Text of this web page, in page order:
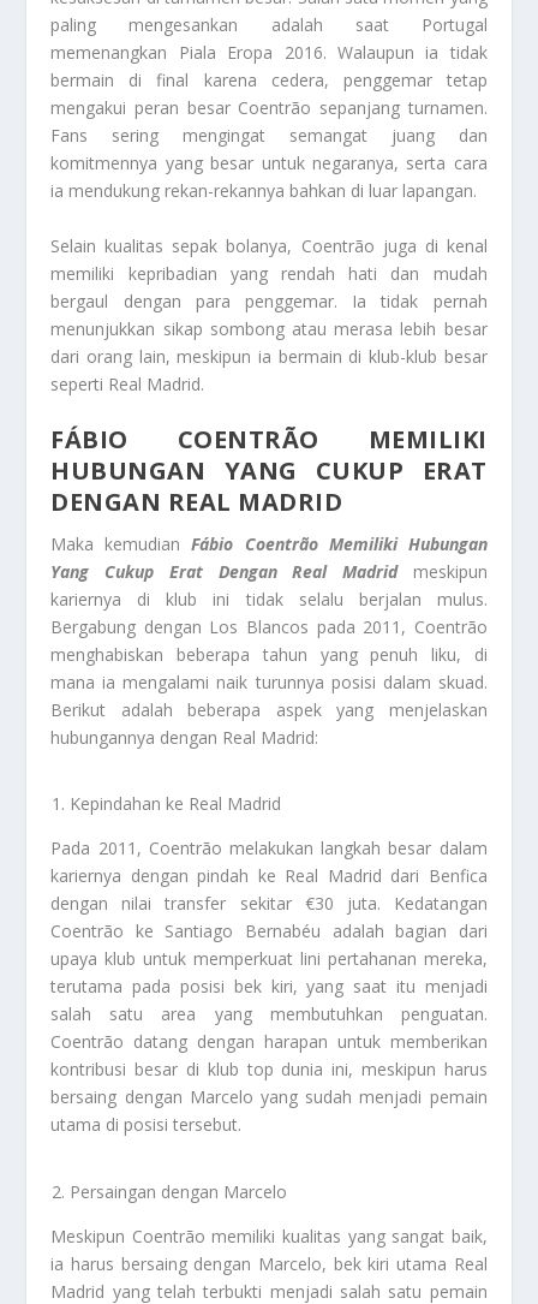
paling mengesankan adalah saat Portugal
memenangkan Piala Eropa 2016. Walaupun ia tidak
bermain di final karena cedera, penggemar tetap
mengakui peran besar Coentrão sepanjang turnamen.
Fans sering mengingat semangat juang dan
komitmennya yang besar untuk negaranya, serta cara
ia mendukung rekan-rekannya bahkan di luar lapangan.
Selain kualitas sepak bolanya, Coentrão juga di kenal
memiliki kepribadian yang rendah hati dan mudah
bergaul dengan para penggemar. Ia tidak pernah
menunjukkan sikap sombong atau merasa lebih besar
dari orang lain, meskipun ia bermain di klub-klub besar
seperti Real Madrid.
FÁBIO COENTRÃO MEMILIKI
HUBUNGAN YANG CUKUP ERAT
DENGAN REAL MADRID
Maka kemudian Fábio Coentrão Memiliki Hubungan
Yang Cukup Erat Dengan Real Madridmeskipun
kariernya di klub ini tidak selalu berjalan mulus.
Bergabung dengan Los Blancos pada 2011, Coentrão
menghabiskan beberapa tahun yang penuh liku, di
mana ia mengalami naik turunnya posisi dalam skuad.
Berikut adalah beberapa aspek yang menjelaskan
hubungannya dengan Real Madrid:
Kepindahan ke Real Madrid
Pada 2011, Coentrão melakukan langkah besar dalam
kariernya dengan pindah ke Real Madrid dari Benfica
dengan nilai transfer sekitar €30 juta. Kedatangan
Coentrão ke Santiago Bernabéu adalah bagian dari
upaya klub untuk memperkuat lini pertahanan mereka,
terutama pada posisi bek kiri, yang saat itu menjadi
salah satu area yang membutuhkan penguatan.
Coentrão datang dengan harapan untuk memberikan
kontribusi besar di klub top dunia ini, meskipun harus
bersaing dengan Marcelo yang sudah menjadi pemain
utama di posisi tersebut.
Persaingan dengan Marcelo
Meskipun Coentrão memiliki kualitas yang sangat baik,
ia harus bersaing dengan Marcelo, bek kiri utama Real
Madrid yang telah terbukti menjadi salah satu pemain